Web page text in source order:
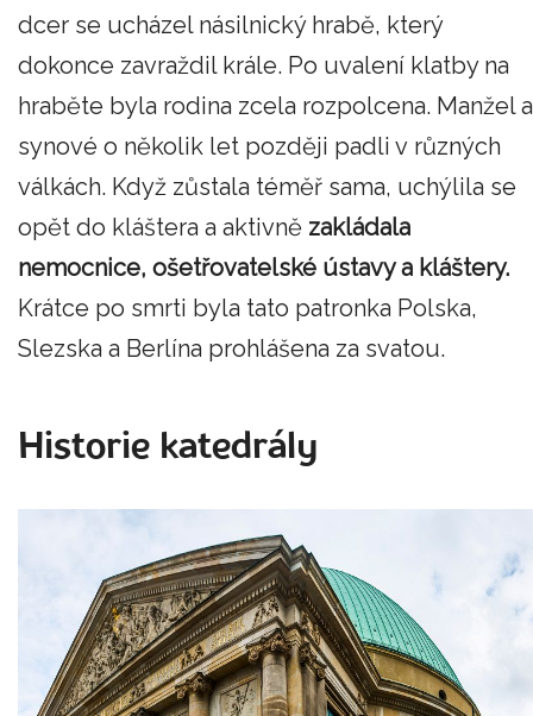
dcer se ucházel násilnický hrabě, který
dokonce zavraždil krále. Po uvalení klatby na
hraběte byla rodina zcela rozpolcena. Manžel a
synové o několik let později padli v různých
válkách. Když zůstala téměř sama, uchýlila se
opět do kláštera a aktivně zakládala
nemocnice, ošetřovatelské ústavy a kláštery.
Krátce po smrti byla tato patronka Polska,
Slezska a Berlína prohlášena za svatou.
Historie katedrály